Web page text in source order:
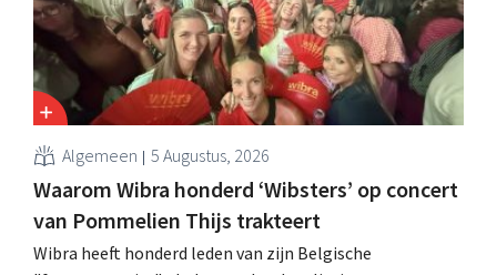
Algemeen 5 Augustus, 2026
Waarom Wibra honderd ‘Wibsters’ op concert
van Pommelien Thijs trakteert
Wibra heeft honderd leden van zijn Belgische